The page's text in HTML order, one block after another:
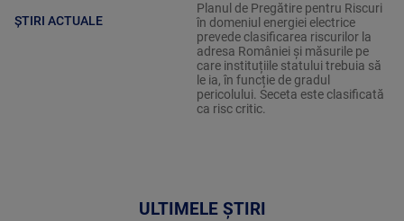
ȘTIRI ACTUALE
Planul de Pregătire pentru Riscuri
în domeniul energiei electrice
prevede clasificarea riscurilor la
adresa României și măsurile pe
care instituțiile statului trebuia să
le ia, în funcție de gradul
pericolului. Seceta este clasificată
ca risc critic.
ULTIMELE ȘTIRI